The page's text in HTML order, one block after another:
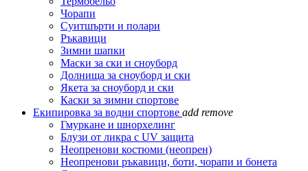
Чорапи
Суитшърти и полари
Ръкавици
Зимни шапки
Маски за ски и сноуборд
Долнища за сноуборд и ски
Якета за сноуборд и ски
Каски за зимни спортове
Екипировка за водни спортове add remove
Гмуркане и шнорхелинг
Блузи от ликра с UV защита
Неопренови костюми (неопрен)
Неопренови ръкавици, боти, чорапи и бонета